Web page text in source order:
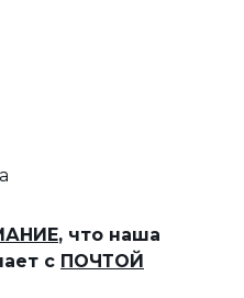
, что наша
с ПОЧТОЙ